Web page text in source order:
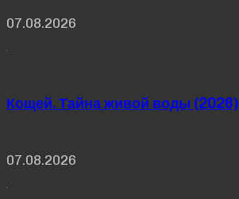
07.08.2026
Кощей. Тайна живой воды (2026)
07.08.2026